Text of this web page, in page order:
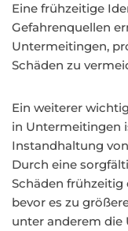
Eine frühzeitige
Gefahrenquellen
Untermeitingen,
Schäden zu
Ein weiterer
in Untermeitingen
Instandhaltung
Durch eine
Schäden
bevor es zu
unter anderem die